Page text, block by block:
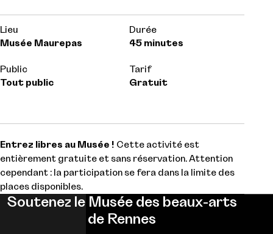
Lieu
Musée Maurepas
Durée
45 minutes
Public
Tout public
Tarif
Gratuit
Entrez libres au Musée ! Cette activité est
entièrement gratuite et sans réservation. Attention
cependant : la participation se fera dans la limite des
places disponibles.
Soutenez le Musée des beaux-arts
de Rennes